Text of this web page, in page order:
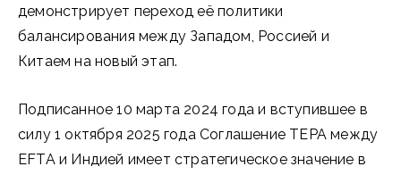
демонстрирует переход её политики
балансирования между Западом, Россией и
Китаем на новый этап.
Подписанное 10 марта 2024 года и вступившее в
силу 1 октября 2025 года Соглашение TEPA между
EFTA и Индией имеет стратегическое значение в